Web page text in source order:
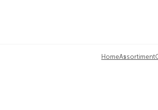
HomeAssortiment